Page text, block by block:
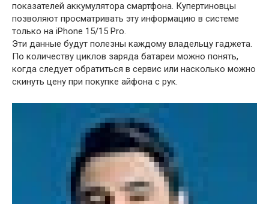
показателей аккумулятора смартфона. Купертиновцы
позволяют просматривать эту информацию в системе
только на iPhone 15/15 Pro.
Эти данные будут полезны каждому владельцу гаджета.
По количеству циклов заряда батареи можно понять,
когда следует обратиться в сервис или насколько можно
скинуть цену при покупке айфона с рук.